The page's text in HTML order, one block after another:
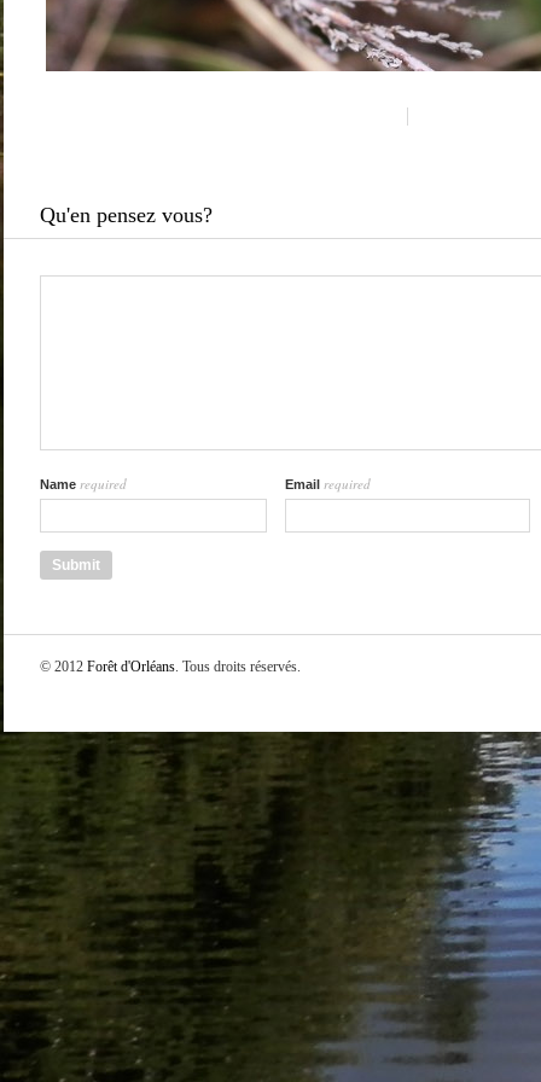
Qu'en pensez vous?
Name required Email required
© 2012 Forêt d'Orléans. Tous droits réservés.